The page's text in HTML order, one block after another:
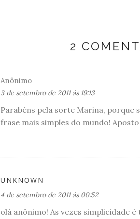
2
Anônimo
3 de setembro de 2011 às 19:13
Parabéns pela sorte Marina, porque
frase mais simples do mundo!
UNKNOWN
4 de setembro de 2011 às 00:52
olá anônimo! As vezes simplicidade